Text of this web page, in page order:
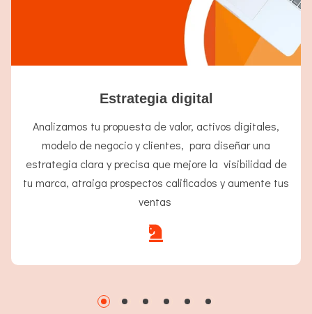
Estrategia digital
Analizamos tu propuesta de valor, activos digitales,
modelo de negocio y clientes, para diseñar una
estrategia clara y precisa que mejore la visibilidad de
tu marca, atraiga prospectos calificados y aumente tus
ventas